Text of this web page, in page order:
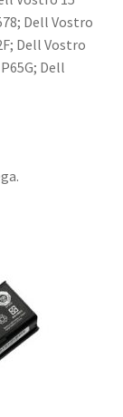
Dell Vostro
Dell Vostro
Dell